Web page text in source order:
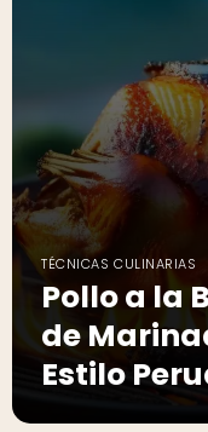
TÉCNICAS CULINARIAS
Pollo a la
de
Estilo